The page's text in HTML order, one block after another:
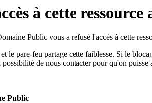
à cette ressource
Public vous a refusé l'accès à cette
le pare-feu partage cette faiblesse. Si le
possibilité de nous contacter pour qu'on puisse
Public